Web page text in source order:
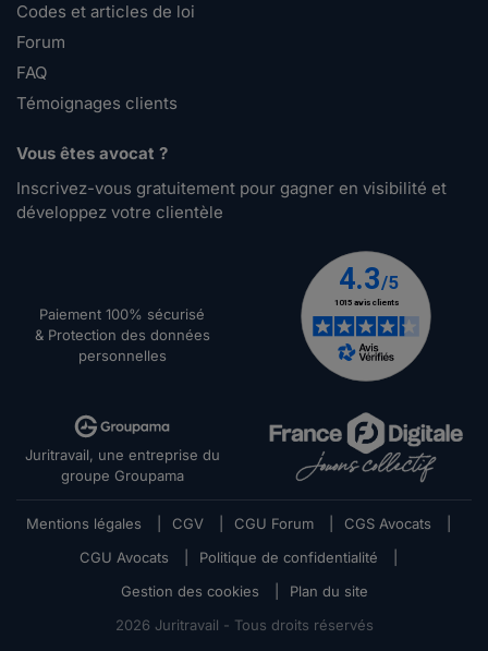
Codes et articles de loi
Forum
FAQ
Témoignages clients
Vous êtes avocat ?
Inscrivez-vous gratuitement pour gagner en visibilité et
développez votre clientèle
Paiement 100% sécurisé
& Protection des données
personnelles
Juritravail, une entreprise du
groupe Groupama
Mentions légales CGV CGU Forum CGS Avocats
CGU Avocats
Politique de confidentialité
Gestion des cookies
Plan du site
2026 Juritravail - Tous droits réservés